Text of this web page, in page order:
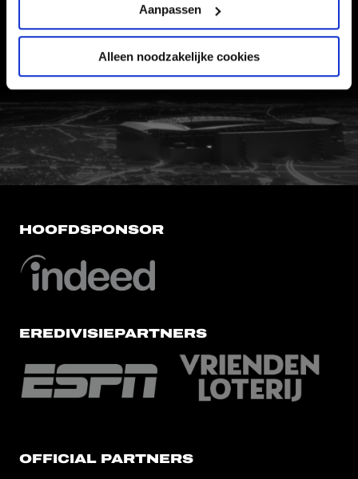
Aanpassen
Alleen noodzakelijke cookies
WERKEN BIJ
VERTROUWENSPERSOON
FC Utrecht<br>vanuit<br>het
HOOFDSPONSOR
EREDIVISIEPARTNERS
OFFICIAL PARTNERS